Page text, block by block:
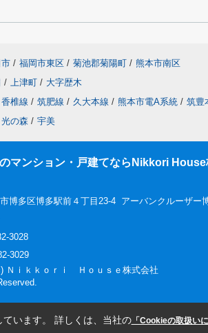
/ 福岡市東区 / 菊池郡菊陽町 / 熊本市南区
/ 上津町 / 大字歴木
香椎線 / 筑肥線 / 久大本線 / 熊本市電A系統 / 筑豊
光の森 / 宇美
マンション・戸建てならNikkori House
博多区博多駅前４丁目23-4 アーバンクルーザー
3028
3029
Ｎｉｋｋｏｒｉ Ｈｏｕｓｅ株式会社
います。 詳しくは、当社の「Cookieの取扱いに